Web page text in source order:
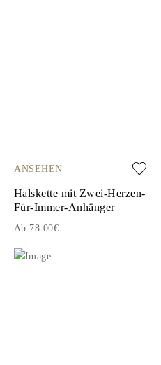
ANSEHEN
Halskette mit Zwei-Herzen-
Für-Immer-Anhänger
Ab 78.00€